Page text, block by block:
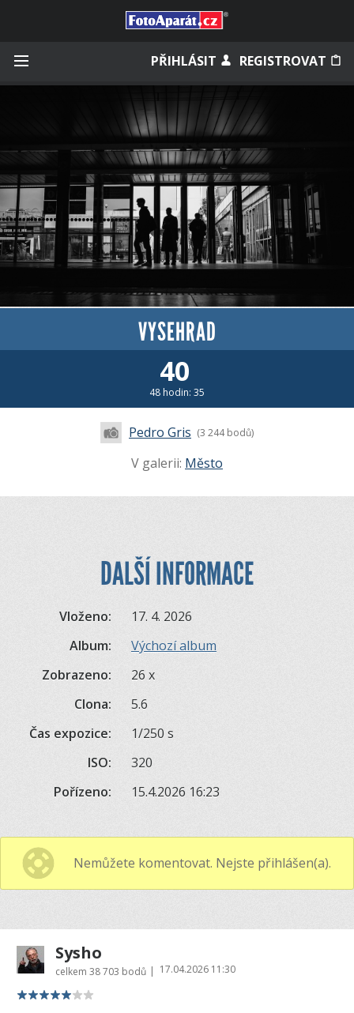
PŘIHLÁSIT REGISTROVAT
Zapomněli jste heslo?
Měli jste účet na starém webu?
VYSEHRAD
40
48 hodin: 35
Pedro Gris (3 244 bodů)
V galerii: Město
DALŠÍ INFORMACE
Vloženo:
17. 4. 2026
Album:
Výchozí album
Zobrazeno:
26 x
Clona:
5.6
Čas expozice:
1/250 s
ISO:
320
Pořízeno:
15.4.2026 16:23
Nemůžete komentovat. Nejste přihlášen(a).
Sysho
celkem 38 703 bodů | 17.04.2026 11:30